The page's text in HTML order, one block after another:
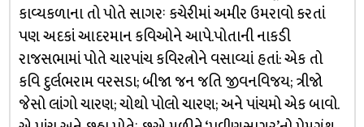
કાવ્યકળાના તો પોતે સાગરઃ કચેરીમાં અમીર ઉમરાવો કરતાં
પણ અદકાં આદરમાન કવિઓને આપે.પોતાની નાકડી
રાજસભામાં પોતે ચારપાંચ કવિરત્નોને વસાવ્યાં હતાં: એક તો
કવિ દુર્લભરામ વરસડા; બીજા જન જતિ જીવનવિજય; ત્રીજો
જેસો લાંગો ચારણ; ચોથો પોલો ચારણ; અને પાંચમો એક બાવો.